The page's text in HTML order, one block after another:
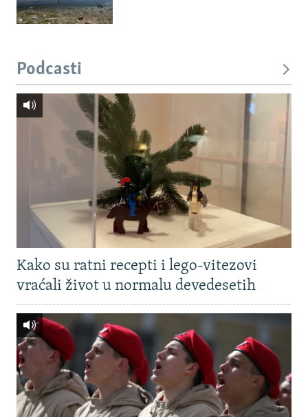
Podcasti
Kako su ratni recepti i lego-vitezovi
vraćali život u normalu devedesetih